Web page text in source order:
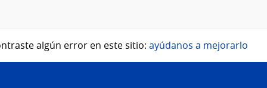
algún error en este sitio: ayúdanos a mejorarlo